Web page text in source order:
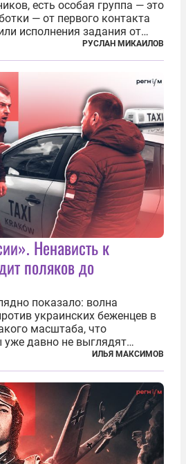
есть особая группа — это
— от первого контакта
исполнения задания от
от двух часов до
Детей превращают в
которые...
РУСЛАН МИКАИЛОВ
Ненависть к
поляков до
показало: волна
украинских беженцев в
масштаба, что
уже давно не выглядят
судя по происходящему,
от ненависти к
и каждый новый случай
ИЛЬЯ МАКСИМОВ